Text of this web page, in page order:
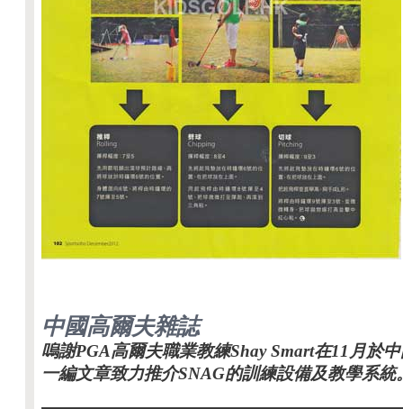
中國高爾夫雜誌
嗚謝PGA高爾夫職業教練Shay Smart在11月於
一編文章致力推介SNAG的訓練設備及教學系統